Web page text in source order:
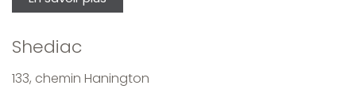
Shediac
133, chemin Hanington